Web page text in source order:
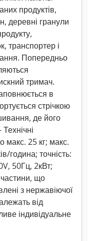
продуктів,
деревні гранули
транспортер і
Попередньо
тримач.
в
стрічкою
де його
макс. 25 кг; макс.
година; точність:
50Гц, 2кВт;
що
з нержавіючої
від
індивідуальне